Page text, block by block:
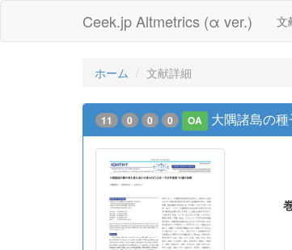
Ceek.jp Altmetrics (α ver.) 文
ホーム 文献詳細
11 0 0 0 OA 大隅諸島の